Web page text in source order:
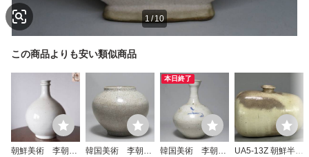
1 /10
この商品よりも安い類似商品
朝鮮美術 李朝
韓国美術 李朝
本日終了
韓国美術 李朝
UA5-13Z 朝鮮半島